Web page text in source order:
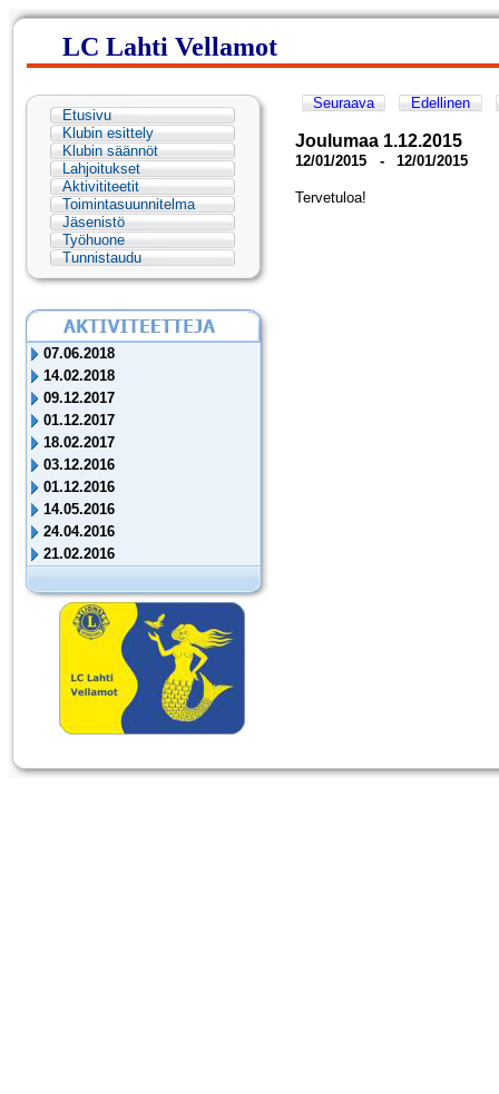
LC Lahti Vellamot
Etusivu
Klubin esittely
Klubin säännöt
Lahjoitukset
Aktivititeetit
Toimintasuunnitelma
Jäsenistö
Työhuone
Tunnistaudu
07.06.2018
14.02.2018
09.12.2017
01.12.2017
18.02.2017
03.12.2016
01.12.2016
14.05.2016
24.04.2016
21.02.2016
Seuraava Edellinen
Joulumaa 1.12.2015
12/01/2015 - 12/01/2015
Tervetuloa!